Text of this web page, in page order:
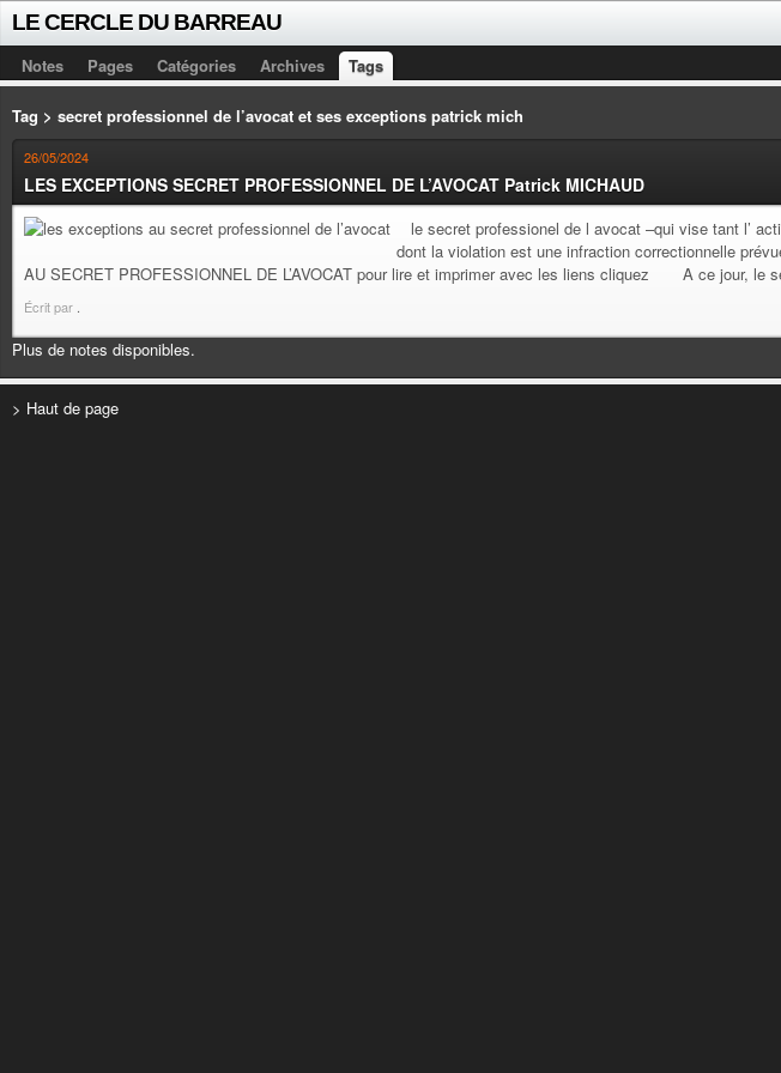
LE CERCLE DU BARREAU
Notes Pages Catégories Archives Tags
Tag > secret professionnel de l’avocat et ses exceptions patrick mich
26/05/2024
LES EXCEPTIONS SECRET PROFESSIONNEL DE L’AVOCAT Patrick MICHAUD
le secret professionel de l avocat –qui vise tant l’
dont la violation est une infraction correctionnelle
AU SECRET PROFESSIONNEL DE L’AVOCAT pour lire et imprimer avec les liens cliquez A ce jour, le
Écrit par
Plus de notes disponibles.
> Haut de page